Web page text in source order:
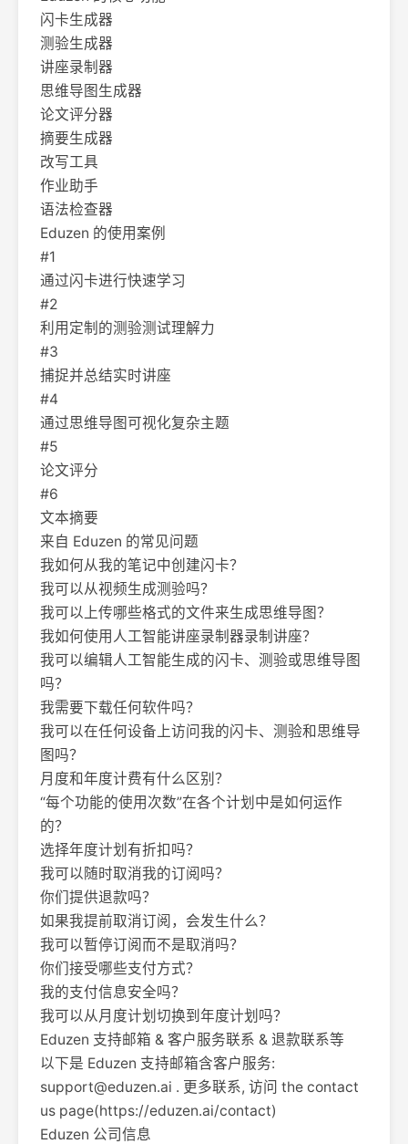
闪卡生成器
测验生成器
讲座录制器
思维导图生成器
论文评分器
摘要生成器
改写工具
作业助手
语法检查器
Eduzen 的使用案例
#1
通过闪卡进行快速学习
#2
利用定制的测验测试理解力
#3
捕捉并总结实时讲座
#4
通过思维导图可视化复杂主题
#5
论文评分
#6
文本摘要
来自 Eduzen 的常见问题
我如何从我的笔记中创建闪卡？
我可以从视频生成测验吗？
我可以上传哪些格式的文件来生成思维导图？
我如何使用人工智能讲座录制器录制讲座？
我可以编辑人工智能生成的闪卡、测验或思维导图
吗？
我需要下载任何软件吗？
我可以在任何设备上访问我的闪卡、测验和思维导
图吗？
月度和年度计费有什么区别？
“每个功能的使用次数”在各个计划中是如何运作
的？
选择年度计划有折扣吗？
我可以随时取消我的订阅吗？
你们提供退款吗？
如果我提前取消订阅，会发生什么？
我可以暂停订阅而不是取消吗？
你们接受哪些支付方式？
我的支付信息安全吗？
我可以从月度计划切换到年度计划吗？
Eduzen 支持邮箱 & 客户服务联系 & 退款联系等
以下是 Eduzen 支持邮箱含客户服务:
support@eduzen.ai . 更多联系, 访问 the contact
us page(https://eduzen.ai/contact)
Eduzen 公司信息